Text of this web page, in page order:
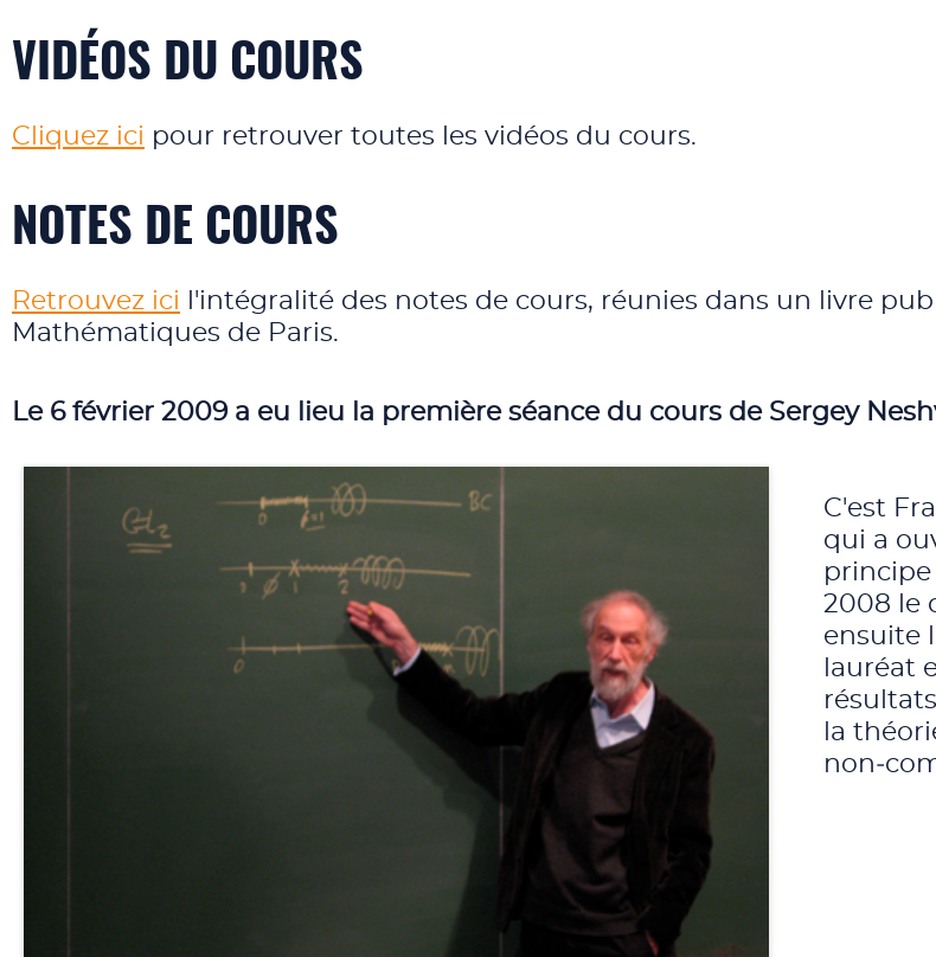
VIDÉOS DU COURS
Cliquez ici pour retrouver toutes les vidéos du cours.
NOTES DE COURS
Retrouvez ici l'intégralité des notes de cours, réunies dans un livre
Mathématiques de Paris.
Le 6 février 2009 a eu lieu la première séance du cours de Sergey
C'est
qui a
principe
2008 le
ensuite
lauréat
la